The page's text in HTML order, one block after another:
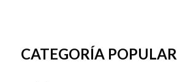
CATEGORÍA POPULAR